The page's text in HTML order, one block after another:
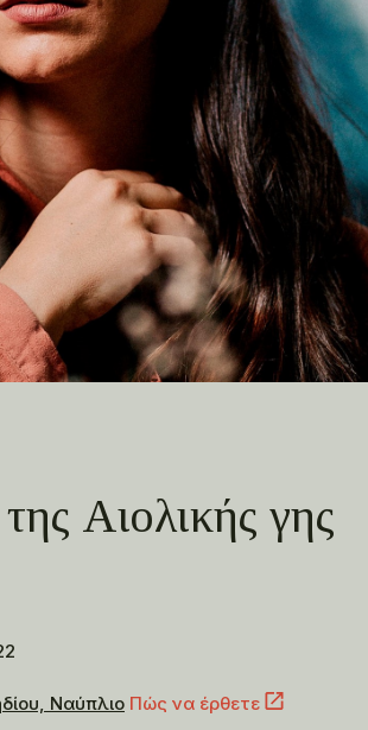
Αιολικής γης
Ναύπλιο Πώς να έρθετε